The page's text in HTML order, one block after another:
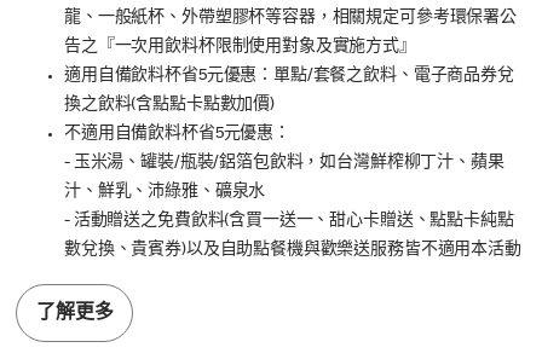
龍、一般紙杯、外帶塑膠杯等容器，相關規定可參考環保署公
告之『一次用飲料杯限制使用對象及實施方式』
適用自備飲料杯省5元優惠：單點/套餐之飲料、電子商品券兌
換之飲料(含點點卡點數加價)
不適用自備飲料杯省5元優惠：
- 玉米湯、罐裝/瓶裝/鋁箔包飲料，如台灣鮮榨柳丁汁、蘋果
汁、鮮乳、沛綠雅、礦泉水
- 活動贈送之免費飲料(含買一送一、甜心卡贈送、點點卡純點
數兌換、貴賓券)以及自助點餐機與歡樂送服務皆不適用本活動
了解更多